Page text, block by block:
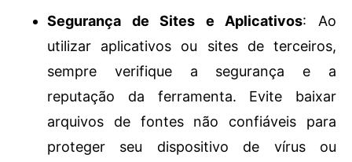
Segurança de Sites e Aplicativos: Ao
utilizar aplicativos ou sites de terceiros,
sempre verifique a segurança e a
reputação da ferramenta. Evite baixar
arquivos de fontes não confiáveis para
proteger seu dispositivo de vírus ou